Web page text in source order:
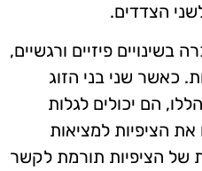
הצדדים.
פיזיים ורגשיים,
כאשר שני בני הזוג
הם יכולים לגלות
את הציפיות למציאות
הציפיות תורמת לקשר